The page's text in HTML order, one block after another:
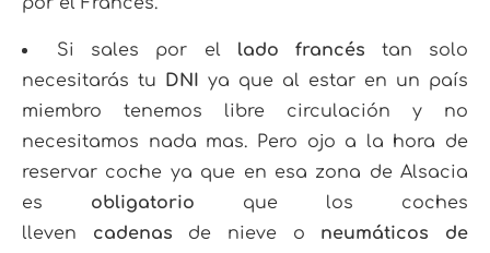
Si sales por el lado francés tan solo
necesitarás tu DNI ya que al estar en un país
miembro tenemos libre circulación y no
necesitamos nada mas. Pero ojo a la hora de
reservar coche ya que en esa zona de Alsacia
es obligatorio que los coches
lleven cadenas de nieve o neumáticos de